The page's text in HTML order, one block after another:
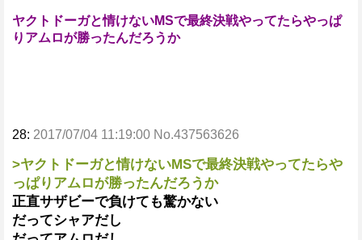
ヤクトドーガと情けないMSで最終決戦やってたらやっぱ
りアムロが勝ったんだろうか
28: 2017/07/04 11:19:00 No.437563626
>ヤクトドーガと情けないMSで最終決戦やってたらや
っぱりアムロが勝ったんだろうか
正直サザビーで負けても驚かない
だってシャアだし